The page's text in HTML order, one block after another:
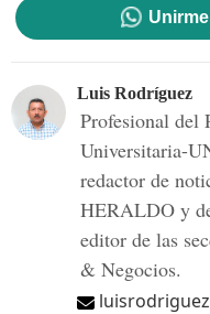
Luis Rodríguez
Profesional del
Universitaria-
redactor de
HERALDO y
editor de las
& Negocios.